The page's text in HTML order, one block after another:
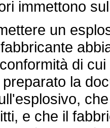
immettono
un
di
la
e che il